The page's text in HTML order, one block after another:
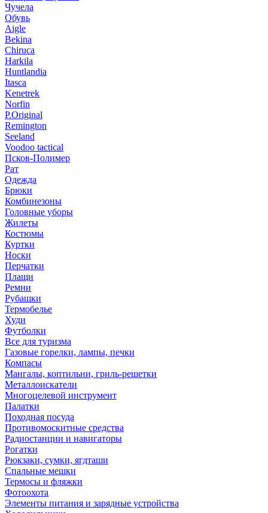
Чучела
Обувь
Aigle
Bekina
Chiruсa
Harkila
Huntlandia
Itasca
Kenetrek
Norfin
P.Original
Remington
Seeland
Voodoo tactical
Псков-Полимер
Рат
Одежда
Брюки
Комбинезоны
Головные уборы
Жилеты
Костюмы
Куртки
Носки
Перчатки
Плащи
Ремни
Рубашки
Термобелье
Худи
Футболки
Все для туризма
Газовые горелки, лампы, печки
Компасы
Мангалы, коптильни, гриль-решетки
Металлоискатели
Многоцелевой инструмент
Палатки
Походная посуда
Противомоскитные средства
Радиостанции и навигаторы
Рогатки
Рюкзаки, сумки, ягдташи
Спальные мешки
Термосы и фляжки
Фотоохота
Элементы питания и зарядные устройства